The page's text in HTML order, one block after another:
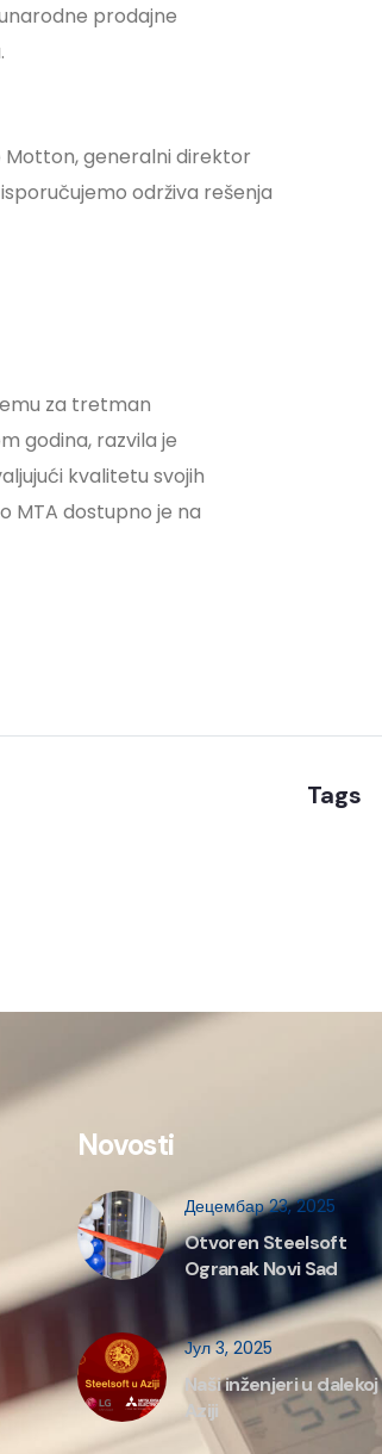
prodajne
Motton, generalni direktor
održiva rešenja
za tretman
godina, razvila je
kvalitetu svojih
MTA dostupno je na
Tags
Novosti
Децембар 23, 2025
Otvoren Steelsoft
Ogranak Novi Sad
Јул 3, 2025
Naši inženjeri u dalekoj
Aziji